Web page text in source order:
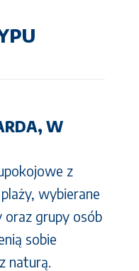
W
z
wybierane
oraz grupy osób
sobie
naturą.